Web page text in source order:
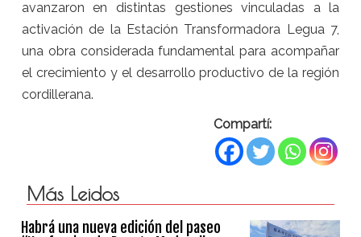
avanzaron en distintas gestiones vinculadas a la
activación de la Estación Transformadora Legua 7,
una obra considerada fundamental para acompañar
el crecimiento y el desarrollo productivo de la región
cordillerana.
Compartí:
Más Leidos
Habrá una nueva edición del paseo